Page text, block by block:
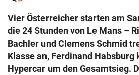
Vier Österreicher starten am
die 24 Stunden von Le Mans –
Bachler und Clemens Schmid
Klasse an, Ferdinand
Hypercar um den Gesamtsieg.